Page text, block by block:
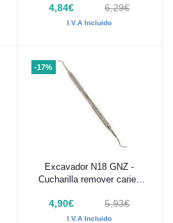
4,84€ 6,29€
I.V.A Incluido
-17%
Añadir al carrito
Excavador N18 GNZ -
Cucharilla remover caries
4,90€ 5,93€
I.V.A Incluido